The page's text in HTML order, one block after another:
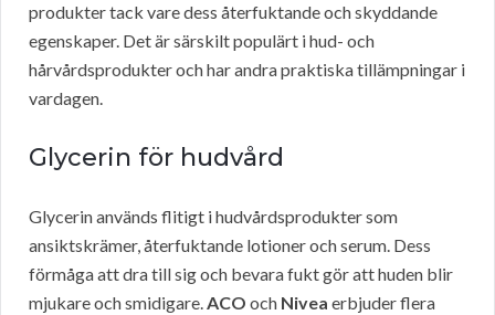
produkter tack vare dess återfuktande och skyddande
egenskaper. Det är särskilt populärt i hud- och
hårvårdsprodukter och har andra praktiska tillämpningar i
vardagen.
Glycerin för hudvård
Glycerin används flitigt i hudvårdsprodukter som
ansiktskrämer, återfuktande lotioner och serum. Dess
förmåga att dra till sig och bevara fukt gör att huden blir
mjukare och smidigare.ACO och Nivea erbjuder flera